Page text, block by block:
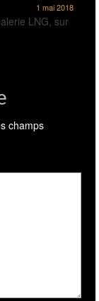
1 mai 2018
LNG, sur
champs